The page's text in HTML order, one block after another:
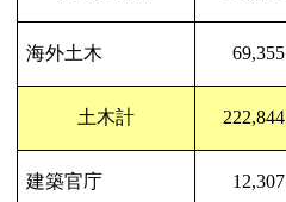
海外土木 69,355
土木計 222,844
建築官庁 12,307